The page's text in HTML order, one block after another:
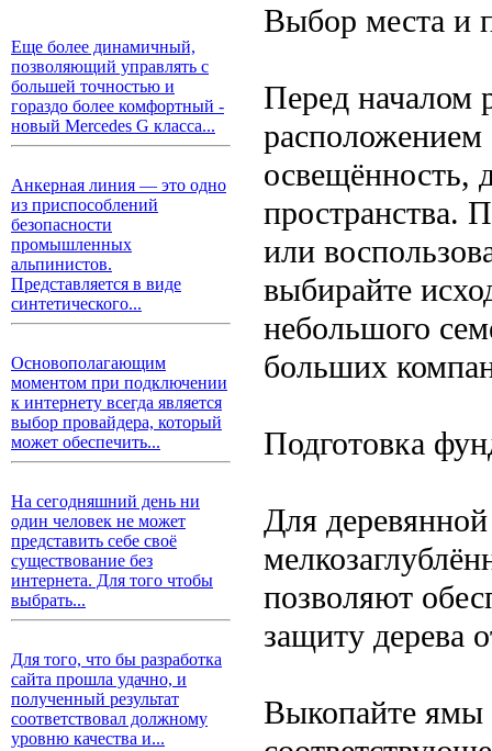
Еще более динамичный,
позволяющий управлять с
большей точностью и
гораздо более комфортный -
новый Mercedes G класса...
Анкерная линия — это одно
из приспособлений
безопасности
промышленных
альпинистов.
Представляется в виде
синтетического...
Основополагающим
моментом при подключении
к интернету всегда является
выбор провайдера, который
может обеспечить...
На сегодняшний день ни
один человек не может
представить себе своё
существование без
интернета. Для того чтобы
выбрать...
Для того, что бы разработка
сайта прошла удачно, и
полученный результат
соответствовал должному
уровню качества и...
Выбор места и
Перед началом
освещённость,
пространства.
или
выбирайте
небольшого
больших
Подготовка
Для
позволяют
защиту дерева
Выкопайте ямы